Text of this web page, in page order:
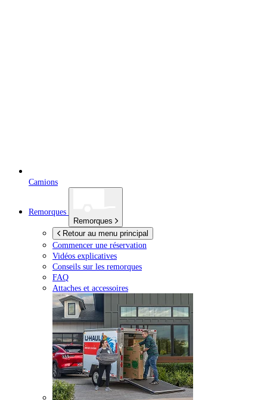
Camions
Remorques
Remorques
Retour au menu principal
Commencer une réservation
Vidéos explicatives
Conseils sur les remorques
FAQ
Attaches et accessoires